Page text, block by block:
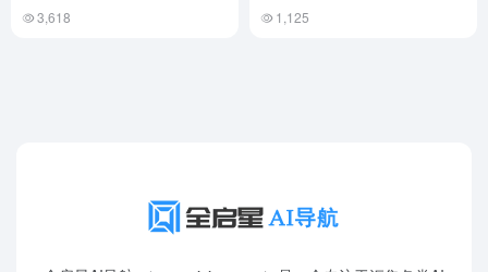
3,618 1,125